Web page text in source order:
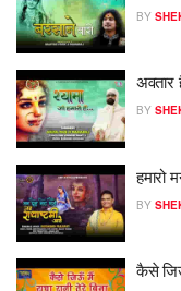
BY
अवतार
BY
हमारो
BY
कैसे